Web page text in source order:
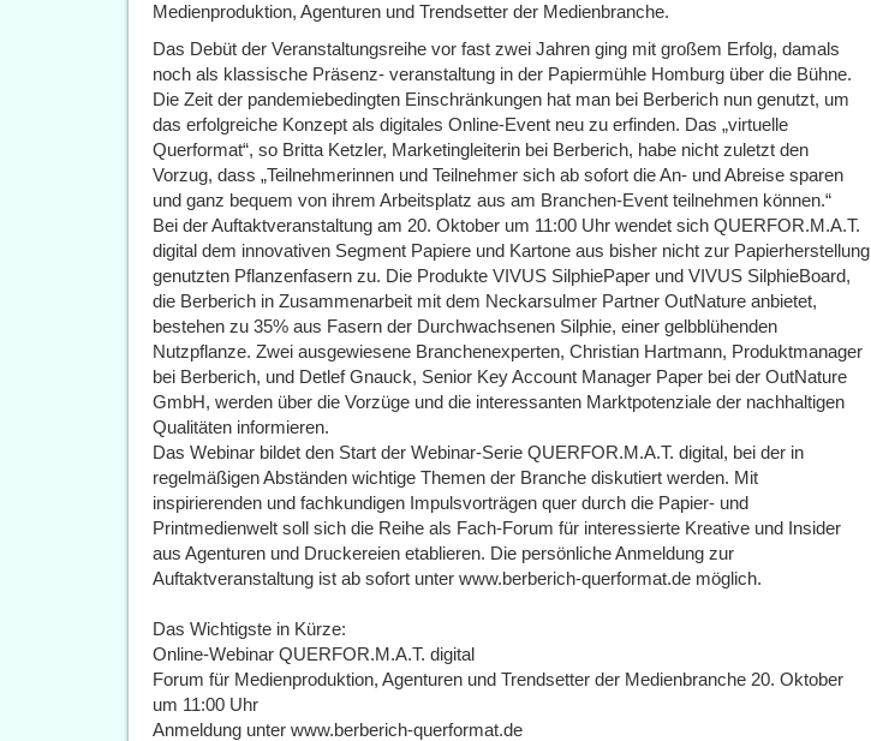
Medienproduktion, Agenturen und Trendsetter der Medienbranche.
Das Debüt der Veranstaltungsreihe vor fast zwei Jahren ging mit großem Erfolg, damals
noch als klassische Präsenz- veranstaltung in der Papiermühle Homburg über die Bühne.
Die Zeit der pandemiebedingten Einschränkungen hat man bei Berberich nun genutzt, um
das erfolgreiche Konzept als digitales Online-Event neu zu erfinden. Das „virtuelle
Querformat“, so Britta Ketzler, Marketingleiterin bei Berberich, habe nicht zuletzt den
Vorzug, dass „Teilnehmerinnen und Teilnehmer sich ab sofort die An- und Abreise sparen
und ganz bequem von ihrem Arbeitsplatz aus am Branchen-Event teilnehmen können.“
Bei der Auftaktveranstaltung am 20. Oktober um 11:00 Uhr wendet sich QUERFOR.M.A.T.
digital dem innovativen Segment Papiere und Kartone aus bisher nicht zur Papierherstellung
genutzten Pflanzenfasern zu. Die Produkte VIVUS SilphiePaper und VIVUS SilphieBoard,
die Berberich in Zusammenarbeit mit dem Neckarsulmer Partner OutNature anbietet,
bestehen zu 35% aus Fasern der Durchwachsenen Silphie, einer gelbblühenden
Nutzpflanze. Zwei ausgewiesene Branchenexperten, Christian Hartmann, Produktmanager
bei Berberich, und Detlef Gnauck, Senior Key Account Manager Paper bei der OutNature
GmbH, werden über die Vorzüge und die interessanten Marktpotenziale der nachhaltigen
Qualitäten informieren.
Das Webinar bildet den Start der Webinar-Serie QUERFOR.M.A.T. digital, bei der in
regelmäßigen Abständen wichtige Themen der Branche diskutiert werden. Mit
inspirierenden und fachkundigen Impulsvorträgen quer durch die Papier- und
Printmedienwelt soll sich die Reihe als Fach-Forum für interessierte Kreative und Insider
aus Agenturen und Druckereien etablieren. Die persönliche Anmeldung zur
Auftaktveranstaltung ist ab sofort unter www.berberich-querformat.de möglich.
Das Wichtigste in Kürze:
Online-Webinar QUERFOR.M.A.T. digital
Forum für Medienproduktion, Agenturen und Trendsetter der Medienbranche 20. Oktober
um 11:00 Uhr
Anmeldung unter www.berberich-querformat.de